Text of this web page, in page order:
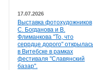
17.07.2026
Выставка фотохудожников
С. Богданова и В.
Флиманкова "То, что
серрдце дорого"
в Витебске в рамках
фестиваля "Славянский
базар".